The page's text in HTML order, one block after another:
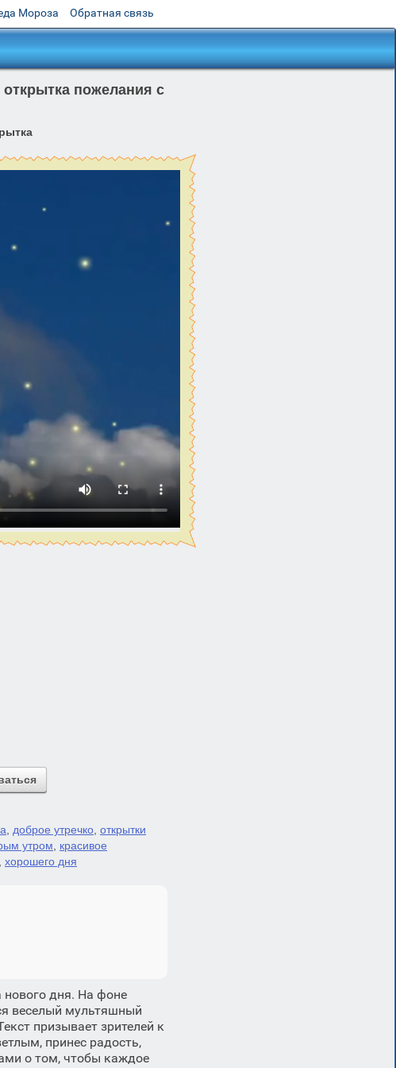
Мороза Обратная связь
пожелания с
доброе утречко открытки
утром
красивое
хорошего дня
нового дня. На фоне
веселый мультяшный
призывает зрителей к
принес радость,
о том, чтобы каждое